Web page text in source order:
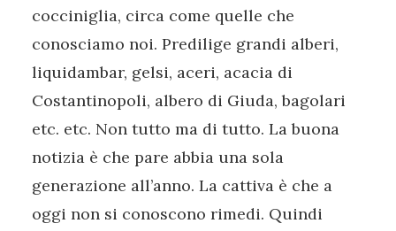
cocciniglia, circa come quelle che
conosciamo noi. Predilige grandi alberi,
liquidambar, gelsi, aceri, acacia di
Costantinopoli, albero di Giuda, bagolari
etc. etc. Non tutto ma di tutto. La buona
notizia è che pare abbia una sola
generazione all’anno. La cattiva è che a
oggi non si conoscono rimedi. Quindi